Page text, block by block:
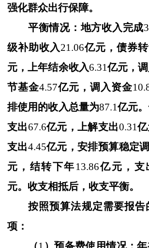
强化群众出行保障。
平衡情况：地方收入完成
级补助收入21.06亿元，债券
元，上年结余收入6.31亿元，
节基金4.57亿元，调入资金
排使用的收入总量为87.1亿元
支出67.6亿元，上解支出0.31
支出4.45亿元，安排预算稳定
元，结转下年 13.86亿元，支
元。收支相抵后，收支平衡。
按照预算法规定需要报告
项：